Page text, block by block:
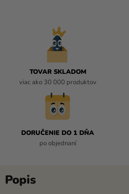
Výpredaj
nás
Kontakt
TOVAR SKLADOM
viac ako 30 000 produktov
DORUČENIE DO 1 DŇA
po objednaní